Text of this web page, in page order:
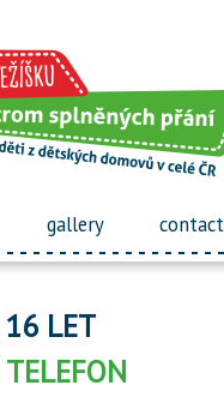
gallery contact
16 LET